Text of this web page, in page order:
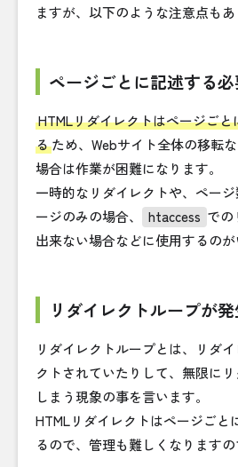
ますが、以下のような注意点もあ
ページごとに記述する
HTMLリダイレクトはページご
るため、Webサイト全体の移転
場合は作業が困難になります。
一時的なリダイレクトや、ペー
ージのみの場合、
htaccess での
出来ない場合などに使用するのが
リダイレクトループが
リダイレクトループとは、リダ
クトされていたりして、無限に
しまう現象の事を言います。
HTMLリダイレクトはページごと
るので、管理も難しくなりますの